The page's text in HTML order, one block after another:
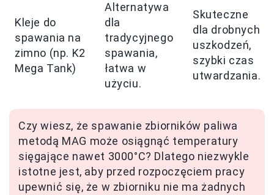
Kleje do
spawania na
zimno (np. K2
Mega Tank)
Alternatywa
dla
tradycyjnego
spawania,
łatwa w
użyciu.
Skuteczne
dla drobnych
uszkodzeń,
szybki czas
utwardzania.
Czy wiesz, że spawanie zbiorników paliwa
metodą MAG może osiągnąć temperatury
sięgające nawet 3000°C? Dlatego niezwykle
istotne jest, aby przed rozpoczęciem pracy
upewnić się, że w zbiorniku nie ma żadnych